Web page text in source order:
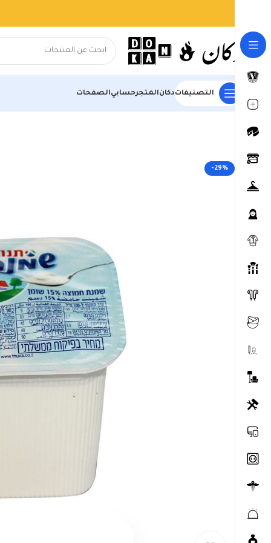
التصنيفاتدكانالمتجرحسابيالصفحات
الرئيسية المتجر
-29%